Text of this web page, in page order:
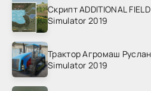
Скрипт ADDITIONAL
Simulator 2019
Трактор Агромаш
Simulator 2019